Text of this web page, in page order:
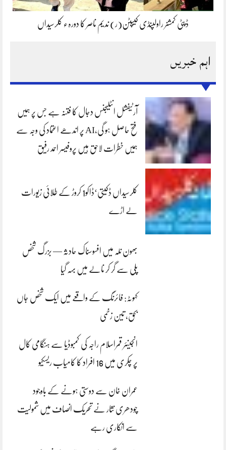
ڈپٹی کمشنر راولپنڈی کیپٹن(ر) ندیم ناصر کا دورہء کلرسیداں
اہم خبریں
آرٹیفشل انٹلیجنس دجال کا فتنہ ہے جس پر ہمیں
فتح حاصل ہو گی،AI پر اندھے اعتماد کی وجہ سے
ہمیں خطرات لاحق ہیں پروفیسر احمد رفیق
کلرسیداں ڈکیتی‘ڈاکو1 کروڑ کے طلائی زیورات
لے اڑے
بھون نلہ میں افسوسناک حادثہ — بزرگ شخص
پلی سے گر کر نالے میں بہہ گیا
کہوٹہ: فائرنگ کے واقعے میں ایک شخص جاں
بحق، تین زخمی
انجینئر قمراسلام راجہ کی کمبوڈیا سے ہنگامی کال
پر چکری میں 16 افراد کا کامیاب ریسکیو
عمران خان سے دوستی ہونے کے باوجود
چودھری نثار نے تحریک انصاف میں شمولیت
سے انکاری رہے